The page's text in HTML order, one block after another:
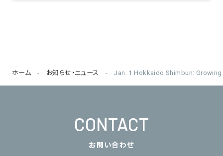
ホーム お知らせ・ニュース Jan. 1 Hokkaido Shimbun:
CONTACT
お問い合わせ